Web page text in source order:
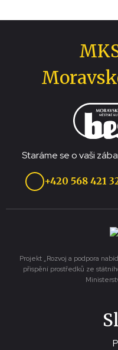
Staráme se o vaši
+420 568 421
Projekt „Rozvoj a podpora
přispění prostředků ze